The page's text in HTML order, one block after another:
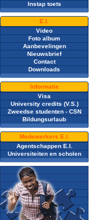
Instap toets
E.I.
Video
Foto album
Aanbevelingen
Nieuwsbrief
Contact
Downloads
Informatie
Visa
University credits (V.S.)
Zweedse studenten - CSN
Bildungsurlaub
Medewerkers E.I.
Agentschappen E.I.
Universiteiten en scholen